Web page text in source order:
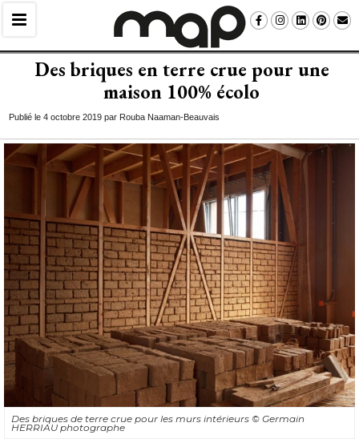
Des briques en terre crue pour une
maison 100% écolo
Publié le 4 octobre 2019 par Rouba Naaman-Beauvais
Des briques de terre crue pour les murs intérieurs © Germain
HERRIAU photographe